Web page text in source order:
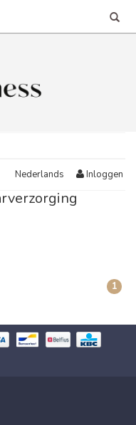
Nederlands Inloggen
1